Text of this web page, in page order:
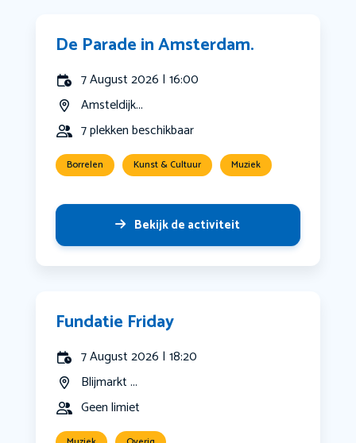
De Parade in Amsterdam.
7 August 2026 | 16:00
Amsteldijk...
7 plekken beschikbaar
Borrelen Kunst & Cultuur Muziek
Bekijk de activiteit
Fundatie Friday
7 August 2026 | 18:20
Blijmarkt ...
Geen limiet